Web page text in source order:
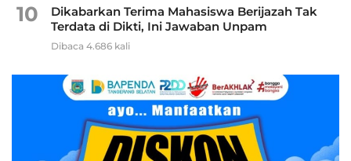
10
Dikabarkan Terima Mahasiswa Berijazah Tak
Terdata di Dikti, Ini Jawaban Unpam
Dibaca 4.686 kali